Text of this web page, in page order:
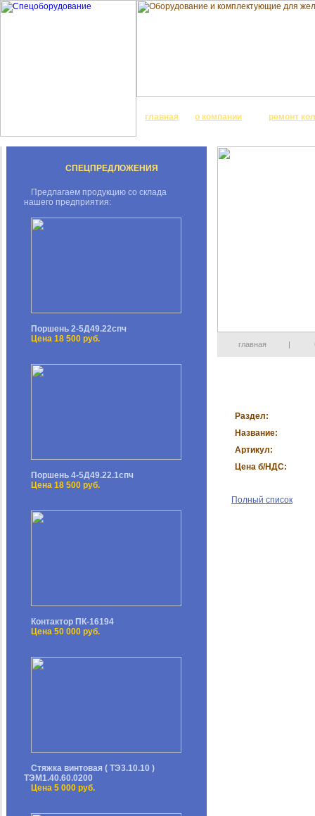
главная о компании ремонт
СПЕЦПРЕДЛОЖЕНИЯ
Предлагаем продукцию со склада
нашего предприятия:
Поршень 2-5Д49.22спч
Цена 18 500 руб.
Поршень 4-5Д49.22.1спч
Цена 18 500 руб.
Контактор ПК-16194
Цена 50 000 руб.
Стяжка винтовая ( ТЭ3.10.10 )
ТЭМ1.40.60.0200
Цена 5 000 руб.
главная |
Раздел:
Название:
Артикул:
Цена б/НДС:
Полный список